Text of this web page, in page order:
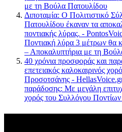
με τη Βούλα Πατουλίδου
Διποταμία: Ο Πολιτιστικό
Πατουλίδου έκαναν τα
ποντιακής λύρας. -
Ποντιακή λύρα 3 μέτρων θα
– Αποκαλυπτήρια με τη
40 χρόνια προσφοράς και
επετειακός καλοκαιρινός
Προσοτσάνης -
παράδοσης: Με μεγάλη
χορός του Συλλόγου